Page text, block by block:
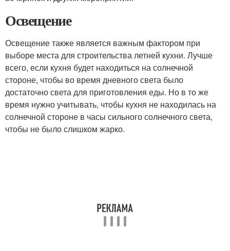
Освещение
Освещение также является важным фактором при
выборе места для строительства летней кухни. Лучше
всего, если кухня будет находиться на солнечной
стороне, чтобы во время дневного света было
достаточно света для приготовления еды. Но в то же
время нужно учитывать, чтобы кухня не находилась на
солнечной стороне в часы сильного солнечного света,
чтобы не было слишком жарко.